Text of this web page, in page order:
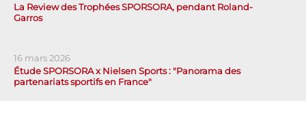
La Review des Trophées SPORSORA, pendant Roland-
Garros
16 mars 2026
Étude SPORSORA x Nielsen Sports : "Panorama des
partenariats sportifs en France"